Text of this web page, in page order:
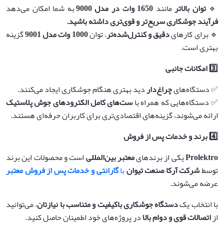
🔹توان بالاترمانند 1650 وات در مدل 9000
به شما امکان می‌دهد
فرآیند جوشکاری سریع‌تر و قوی‌تری داشته باشید.
🔹 برای کارهایدقیق و کنترل‌شده‌تر، توان1000وات مدل 9001
گزینه
بهتری است.
3️⃣امکانات جانبی
✅ دستگاه‌هایچراغ‌داردید بهتری هنگام جوشکاری ایجاد می‌کنند.
✅ دستگاه‌هایی که همراه باست‌های کامل الکترودهای جوش پلاستیک
ارائه می‌شوند، گزینه‌های اقتصادی‌تری برای کاربران حرفه‌ای هستند.
4️⃣برند و خدمات پس از فروش
Prolektroیکی از برندهایمعتبر بین‌المللیاست و محصولات این برند
توسطشرکت آرکا صنعت تیوانباگارانتی و خدمات پس از فروش معتبر
عرضه می‌شوند.
با انتخاب یکدستگاه جوشکاری باکیفیت و متناسب با نیازتان، می‌توانید
ازاتصالات قوی و دوام بالادر پروژه‌های خود اطمینان حاصل کنید.